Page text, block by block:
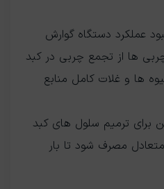
عملکرد دستگاه گوارش
ها از تجمع چربی در کبد
ها و غلات کامل منابع
برای ترمیم سلول های کبد
مصرف شود تا بار